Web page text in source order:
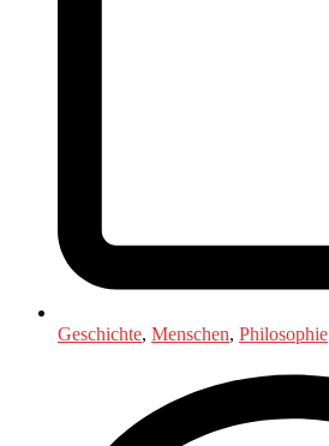
Geschichte, Menschen, Philosophie